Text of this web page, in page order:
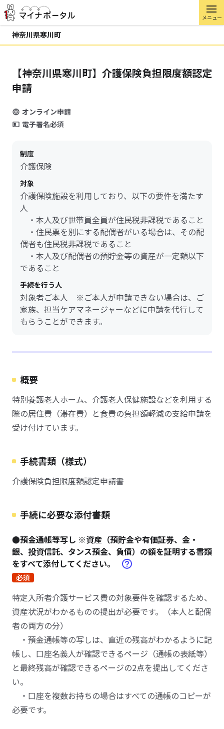
メニュー
神奈川県寒川町
【神奈川県寒川町】介護保険負担限度額認定
申請
オンライン申請
電子署名必須
制度
介護保険
対象
介護保険施設を利用しており、以下の要件を満たす
人
・本人及び世帯員全員が住民税非課税であること
・住民票を別にする配偶者がいる場合は、その配
偶者も住民税非課税であること
・本人及び配偶者の預貯金等の資産が一定額以下
であること
手続を行う人
対象者ご本人 ※ご本人が申請できない場合は、ご
家族、担当ケアマネージャーなどに申請を代行して
もらうことができます。
概要
特別養護老人ホーム、介護老人保健施設などを利用する
際の居住費（滞在費）と食費の負担額軽減の支給申請を
受け付けています。
手続書類（様式）
介護保険負担限度額認定申請書
手続に必要な添付書類
●預金通帳等写し ※資産（預貯金や有価証券、金・
銀、投資信託、タンス預金、負債）の額を証明する書類
をすべて添付してください。
必須
特定入所者介護サービス費の対象要件を確認するため、
資産状況がわかるものの提出が必要です。（本人と配偶
者の両方の分）
・預金通帳等の写しは、直近の残高がわかるように記
帳し、口座名義人が確認できるページ（通帳の表紙等）
と最終残高が確認できるページの2点を提出してくださ
い。
・口座を複数お持ちの場合はすべての通帳のコピーが
必要です。